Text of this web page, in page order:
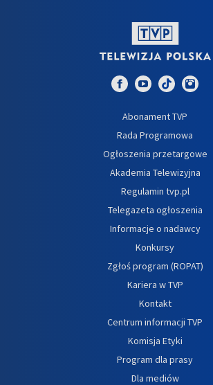
Abonament TVP
Rada Programowa
Ogłoszenia przetargowe
Akademia Telewizyjna
Regulamin tvp.pl
Telegazeta ogłoszenia
Informacje o nadawcy
Konkursy
Zgłoś program (ROPAT)
Kariera w TVP
Kontakt
Centrum informacji TVP
Komisja Etyki
Program dla prasy
Dla mediów